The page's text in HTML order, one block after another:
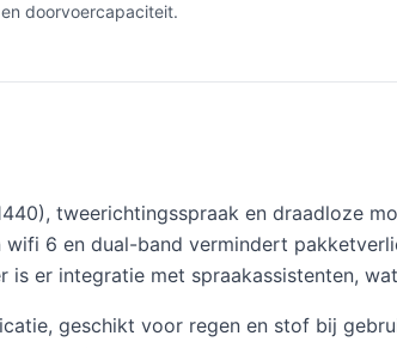
doorvoercapaciteit.
tweerichtingsspraak en draadloze
6 en dual-band vermindert
is er integratie met spraakassistenten,
geschikt voor regen en stof bij